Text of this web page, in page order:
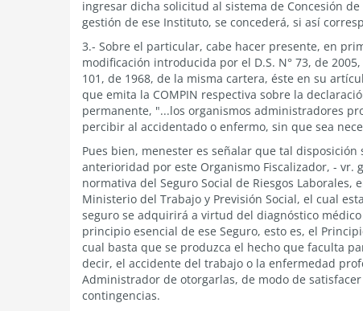
ingresar dicha solicitud al sistema de Concesión
gestión de ese Instituto, se concederá, si así
3.- Sobre el particular, cabe hacer presente, en
modificación introducida por el D.S. N° 73, de
101, de 1968, de la misma cartera, éste en su
que emita la COMPIN respectiva sobre la
permanente, "...los organismos administradores
percibir al accidentado o enfermo, sin que sea
Pues bien, menester es señalar que tal
anterioridad por este Organismo Fiscalizador, - vr.
normativa del Seguro Social de Riesgos Laborales,
Ministerio del Trabajo y Previsión Social, el cual
seguro se adquirirá a virtud del diagnóstico
principio esencial de ese Seguro, esto es, el
cual basta que se produzca el hecho que faculta
decir, el accidente del trabajo o la enfermedad
Administrador de otorgarlas, de modo de
contingencias.